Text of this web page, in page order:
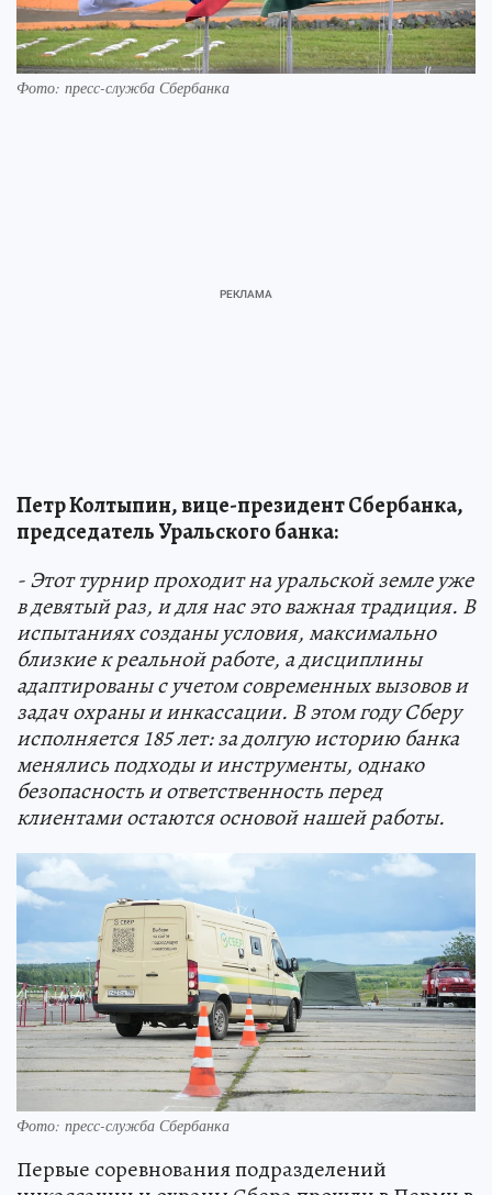
Фото: пресс-служба Сбербанка
Петр Колтыпин, вице-президент Сбербанка,
председатель Уральского банка:
- Этот турнир проходит на уральской земле уже
в девятый раз, и для нас это важная традиция. В
испытаниях созданы условия, максимально
близкие к реальной работе, а дисциплины
адаптированы с учетом современных вызовов и
задач охраны и инкассации. В этом году Сберу
исполняется 185 лет: за долгую историю банка
менялись подходы и инструменты, однако
безопасность и ответственность перед
клиентами остаются основой нашей работы.
Фото: пресс-служба Сбербанка
Первые соревнования подразделений